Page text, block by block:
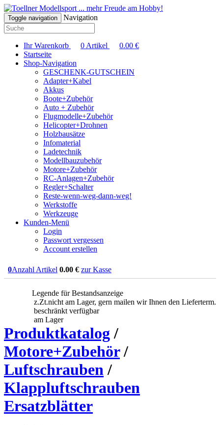
... mehr Freude am Hobby!
Toggle navigation Navigation
Ihr Warenkorb 0 Artikel 0.00 €
Startseite
Shop-Navigation
GESCHENK-GUTSCHEIN
Adapter+Kabel
Akkus
Boote+Zubehör
Auto + Zubehör
Flugmodelle+Zubehör
Helicopter+Drohnen
Holzbausätze
Infomaterial
Ladetechnik
Modellbauzubehör
Motore+Zubehör
RC-Anlagen+Zubehör
Regler+Schalter
Reste-wenn-weg-dann-weg!
Werkstoffe
Werkzeuge
Kunden-Menü
Login
Passwort vergessen
Account erstellen
0Anzahl Artikel 0.00 € zur Kasse
Legende für Bestandsanzeige
z.Zt.nicht am Lager, gern mailen wir Ihnen den Lieferterm.
beschränkt verfügbar
am Lager
Produktkatalog/
Motore+Zubehör/
Luftschrauben/
Klappluftschrauben
Ersatzblätter